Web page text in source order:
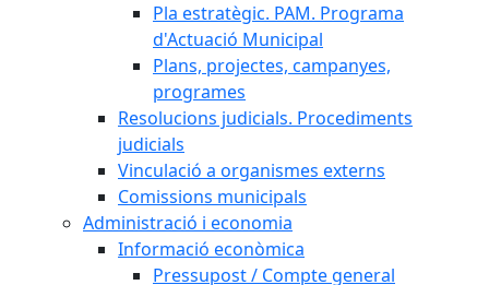
Pla estratègic. PAM. Programa
d'Actuació Municipal
Plans, projectes, campanyes,
programes
Resolucions judicials. Procediments
judicials
Vinculació a organismes externs
Comissions municipals
Administració i economia
Informació econòmica
Pressupost / Compte general